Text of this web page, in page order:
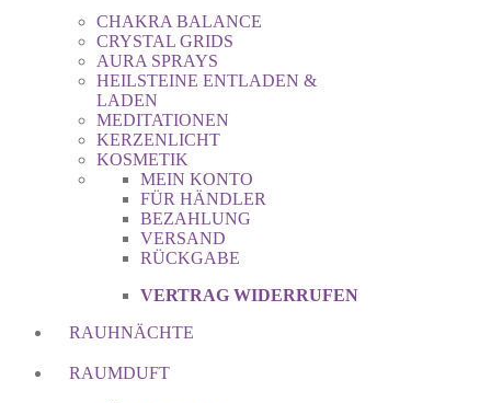
CHAKRA BALANCE
CRYSTAL GRIDS
AURA SPRAYS
HEILSTEINE ENTLADEN &
LADEN
MEDITATIONEN
KERZENLICHT
KOSMETIK
MEIN KONTO
FÜR HÄNDLER
BEZAHLUNG
VERSAND
RÜCKGABE
VERTRAG WIDERRUFEN
RAUHNÄCHTE
RAUMDUFT